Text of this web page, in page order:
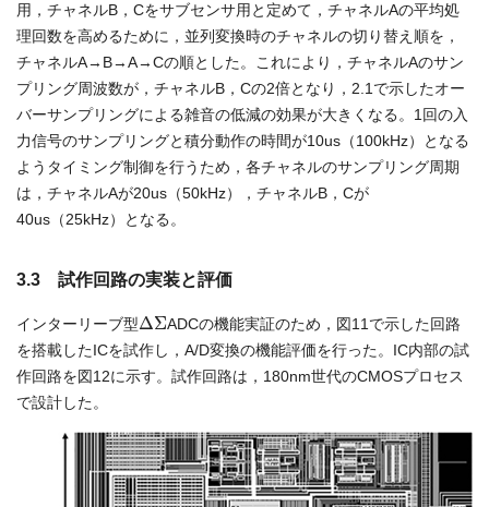
用，チャネルB，Cをサブセンサ用と定めて，チャネルAの平均処
理回数を高めるために，並列変換時のチャネルの切り替え順を，
チャネルA→B→A→Cの順とした。これにより，チャネルAのサン
プリング周波数が，チャネルB，Cの2倍となり，2.1で示したオー
バーサンプリングによる雑音の低減の効果が大きくなる。1回の入
力信号のサンプリングと積分動作の時間が10us（100kHz）となる
ようタイミング制御を行うため，各チャネルのサンプリング周期
は，チャネルAが20us（50kHz），チャネルB，Cが
40us（25kHz）となる。
3.3 試作回路の実装と評価
インターリーブ型 Δ ΣADCの機能実証のため，図11で示した回路
を搭載したICを試作し，A/D変換の機能評価を行った。IC内部の試
作回路を図12に示す。試作回路は，180nm世代のCMOSプロセス
で設計した。